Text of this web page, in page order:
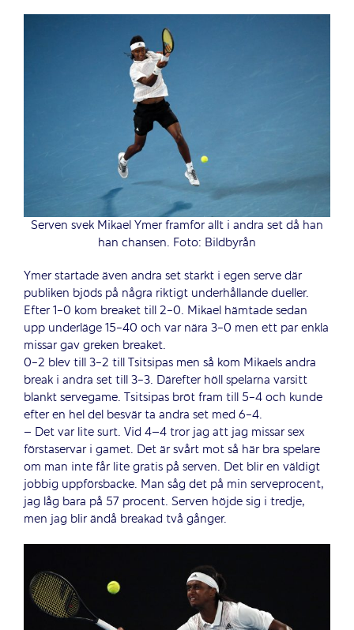
Serven svek Mikael Ymer framför allt i andra set då han
han chansen. Foto: Bildbyrån
Ymer startade även andra set starkt i egen serve där
publiken bjöds på några riktigt underhållande dueller.
Efter 1-0 kom breaket till 2-0. Mikael hämtade sedan
upp underläge 15-40 och var nära 3-0 men ett par enkla
missar gav greken breaket.
0-2 blev till 3-2 till Tsitsipas men så kom Mikaels andra
break i andra set till 3-3. Därefter höll spelarna varsitt
blankt servegame. Tsitsipas bröt fram till 5-4 och kunde
efter en hel del besvär ta andra set med 6-4.
– Det var lite surt. Vid 4–4 tror jag att jag missar sex
förstaservar i gamet. Det är svårt mot så här bra spelare
om man inte får lite gratis på serven. Det blir en väldigt
jobbig uppförsbacke. Man såg det på min serveprocent,
jag låg bara på 57 procent. Serven höjde sig i tredje,
men jag blir ändå breakad två gånger.